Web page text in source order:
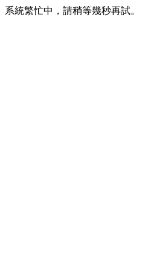
系統繁忙中，請稍等幾秒再試。